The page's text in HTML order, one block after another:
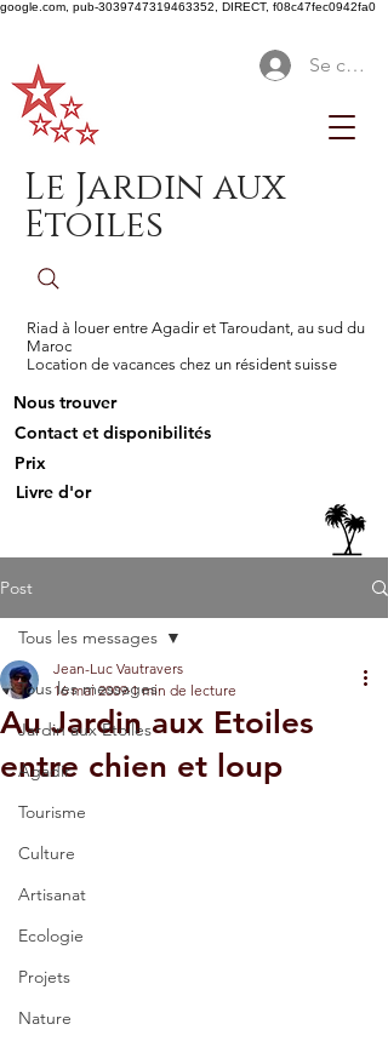
google.com, pub-3039747319463352, DIRECT, f08c47fec0942fa0
Se
Le Jardin aux
Etoiles
Riad à louer entre Agadir et Taroudant, au sud du
Maroc
Location de vacances chez un résident suisse
Nous trouver
Contact et disponibilités
Prix
Livre d'or
Post
Tous les messages
Jardin aux Etoiles
Agadir
Tourisme
Culture
Artisanat
Ecologie
Projets
Nature
Tous les messages
Au Jardin aux Etoiles
entre chien et loup
Jean-Luc Vautravers
16 mai 2009 1 min de lecture